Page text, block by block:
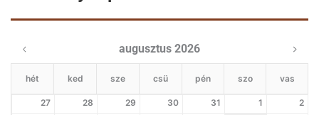
augusztus 2026
hét ked sze csü pén szo vas
27 28 29 30 31 1
2